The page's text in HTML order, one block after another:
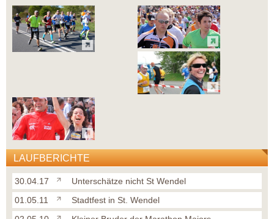
LAUFBERICHTE
30.04.17
Unterschätze nicht St Wendel
01.05.11
Stadtfest in St. Wendel